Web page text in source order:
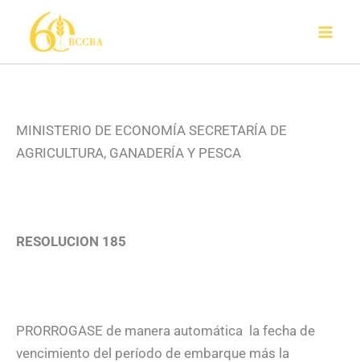
contenido
MINISTERIO DE ECONOMÍA SECRETARÍA DE
AGRICULTURA, GANADERÍA Y PESCA
RESOLUCION 185
PRORROGASE de manera automática la fecha de
vencimiento del período de embarque más la